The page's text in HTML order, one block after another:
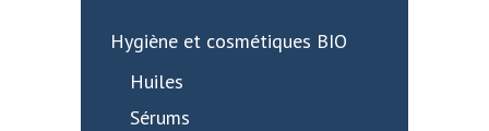
Hygiène et cosmétiques BIO
Huiles
Sérums